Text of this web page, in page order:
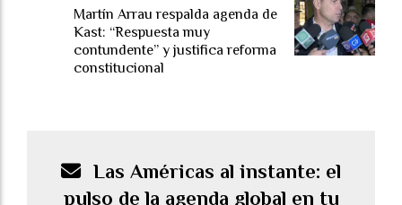
Martín Arrau respalda agenda de
Kast: “Respuesta muy
contundente” y justifica reforma
constitucional
Las Américas al instante: el
pulso de la agenda global en tu